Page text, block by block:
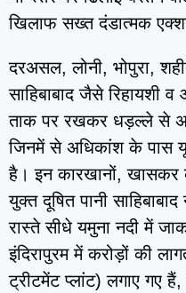
खिलाफ सख्त दंडात्मक
दरअसल, लोनी, भोपुरा,
साहिबाबाद जैसे रिहायशी
ताक पर रखकर धड़ल्ले से
जिनमें से अधिकांश के पास
है। इन कारखानों, खासकर
युक्त दूषित पानी
रास्ते सीधे यमुना नदी में
इंदिरापुरम में करोड़ों की
ट्रीटमेंट प्लांट) लगाए गए